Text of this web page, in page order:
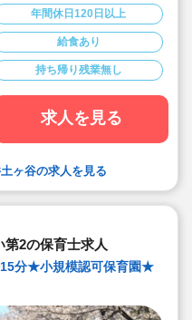
数☆女性が働きやすい職場を
で安心して働けます♪
てもOK！安心のサポート！
する際に、敷金礼金も法人負
ーニング費用等の初期費用も
こまで手厚い福利厚生の法人
されます！
年間休日120日以上
給食あり
持ち帰り残業無し
求人を見る
ヶ谷の求人を見る
2の保育士求人
分★小規模認可保育園★